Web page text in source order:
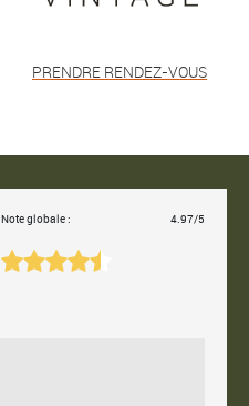
PRENDRE RENDEZ-VOUS
Note globale : 4.97/5